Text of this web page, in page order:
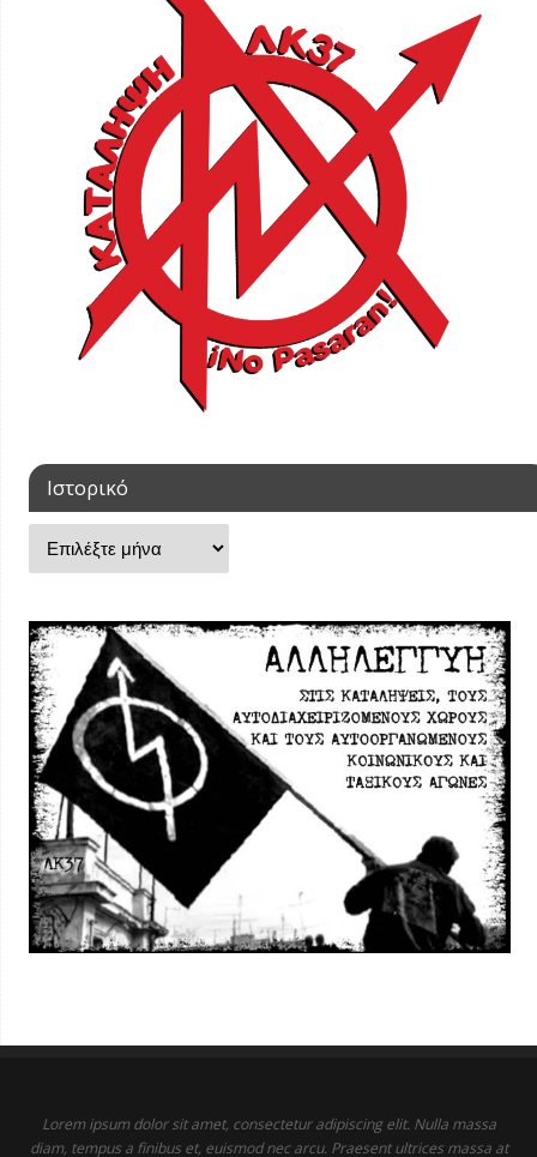
Ιστορικό
Lorem ipsum dolor sit amet, consectetur adipiscing elit. Nulla massa
diam, tempus a finibus et, euismod nec arcu. Praesent ultrices massa at